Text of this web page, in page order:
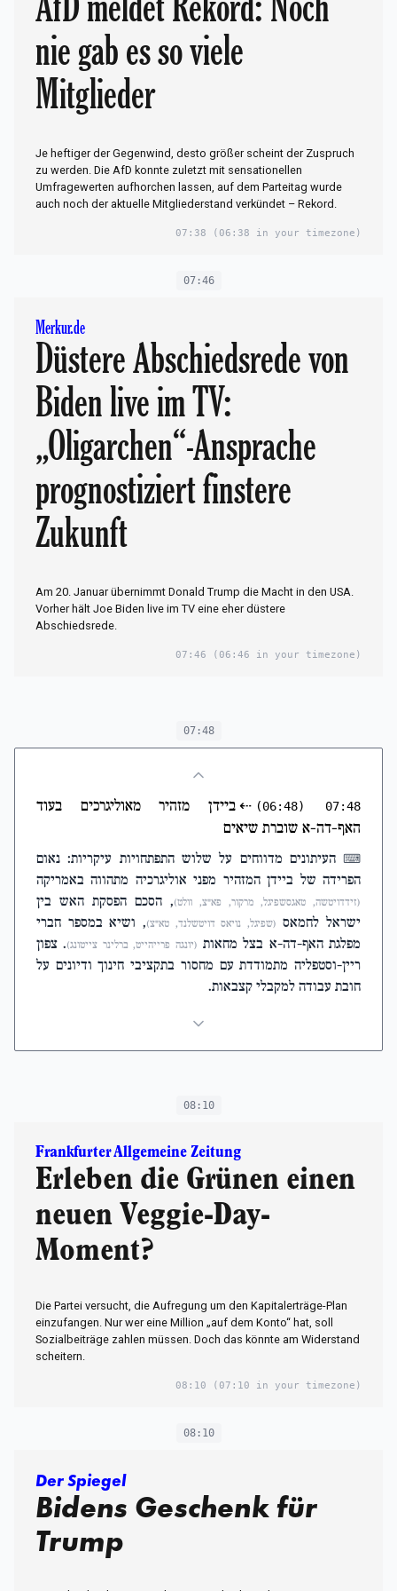
nie gab es so viele
Mitglieder
Je heftiger der Gegenwind, desto größer scheint der Zuspruch
zu werden. Die AfD konnte zuletzt mit sensationellen
Umfragewerten aufhorchen lassen, auf dem Parteitag wurde
auch noch der aktuelle Mitgliederstand verkündet – Rekord.
07:38 (06:38 in your timezone)
07:46
Merkur.de
Düstere Abschiedsrede von
Biden live im TV:
„Oligarchen“-Ansprache
prognostiziert finstere
Zukunft
Am 20. Januar übernimmt Donald Trump die Macht in den USA.
Vorher hält Joe Biden live im TV eine eher düstere
Abschiedsrede.
07:46 (06:46 in your timezone)
07:48
07:48
(06:48)
⇠ ביידן מזהיר מאוליגרכים בעוד
האף-דה-א שוברת שיאים
⌨ העיתונים מדווחים על שלוש התפתחויות עיקריות: נאום
הפרידה של ביידן המזהיר מפני אוליגרכיה מתהווה באמריקה
(זידדויטשה, טאגסשפיגל, מרקור, פא״צ, וולט), הסכם הפסקת האש בין
ישראל לחמאס (שפיגל, נויאס דויטשלנד, טא״צ), ושיא במספר חברי
מפלגת האף-דה-א בצל מחאות (יונגה פרייהייט, ברלינר צייטונג). צפון
ריין-וסטפליה מתמודדת עם מחסור בתקציבי חינוך ודיונים על
חובת עבודה למקבלי קצבאות.
08:10
Frankfurter Allgemeine Zeitung
Erleben die Grünen einen
neuen Veggie-Day-
Moment?
Die Partei versucht, die Aufregung um den Kapitalerträge-Plan
einzufangen. Nur wer eine Million „auf dem Konto“ hat, soll
Sozialbeiträge zahlen müssen. Doch das könnte am Widerstand
scheitern.
08:10 (07:10 in your timezone)
08:10
Der Spiegel
Bidens Geschenk für
Trump